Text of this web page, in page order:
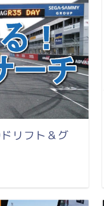
リフト＆グ